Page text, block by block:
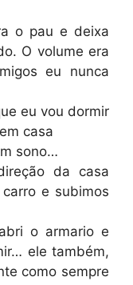
o pau e deixa
O volume era
eu nunca
eu vou dormir
casa
sono…
da casa
e subimos
o armario e
ele também,
como sempre